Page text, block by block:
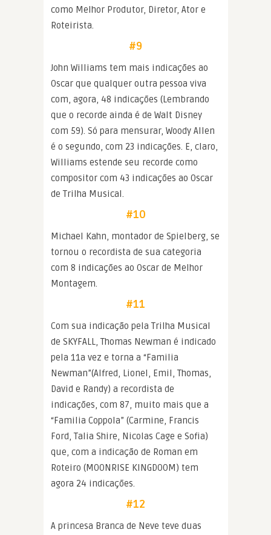
como Melhor Produtor, Diretor, Ator e
Roteirista.
#9
John Williams tem mais indicações ao
Oscar que qualquer outra pessoa viva
com, agora, 48 indicações (Lembrando
que o recorde ainda é de Walt Disney
com 59). Só para mensurar, Woody Allen
é o segundo, com 23 indicações. E, claro,
Williams estende seu recorde como
compositor com 43 indicações ao Oscar
de Trilha Musical.
#10
Michael Kahn, montador de Spielberg, se
tornou o recordista de sua categoria
com 8 indicações ao Oscar de Melhor
Montagem.
#11
Com sua indicação pela Trilha Musical
de SKYFALL, Thomas Newman é indicado
pela 11a vez e torna a “Familia
Newman”(Alfred, Lionel, Emil, Thomas,
David e Randy) a recordista de
indicações, com 87, muito mais que a
“Familia Coppola” (Carmine, Francis
Ford, Talia Shire, Nicolas Cage e Sofia)
que, com a indicação de Roman em
Roteiro (MOONRISE KINGDOOM) tem
agora 24 indicações.
#12
A princesa Branca de Neve teve duas